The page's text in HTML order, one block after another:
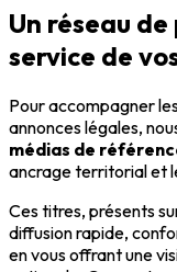
Un réseau
service de
Pour accompagner
annonces légales,
médias de
ancrage territorial et
Ces titres, présents
diffusion rapide,
en vous offrant une